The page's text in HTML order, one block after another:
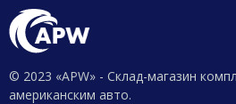
© 2023 «APW» - Склад-магазин
американским авто.